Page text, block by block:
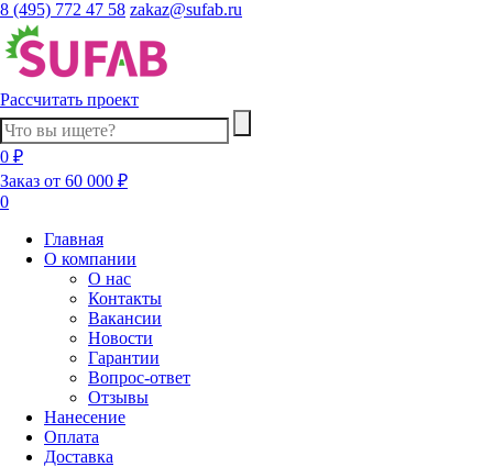
8 (495) 772 47 58 zakaz@sufab.ru
Рассчитать проект
0 ₽
Заказ от 60 000 ₽
0
Главная
О компании
О нас
Контакты
Вакансии
Новости
Гарантии
Вопрос-ответ
Отзывы
Нанесение
Оплата
Доставка